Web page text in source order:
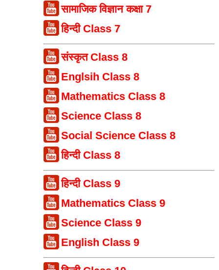
सामाजिक विज्ञान कक्षा 7
हिन्दी Class 7
संस्कृत Class 8
Englsih Class 8
Mathematics Class 8
Science Class 8
Social Science Class 8
हिन्दी Class 8
हिन्दी Class 9
Mathematics Class 9
Science Class 9
English Class 9